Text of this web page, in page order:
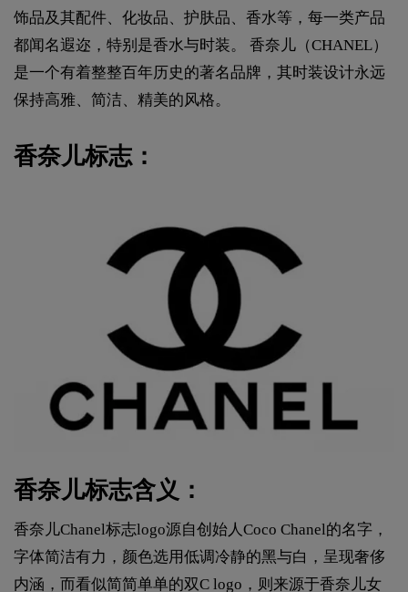
饰品及其配件、化妆品、护肤品、香水等，每一类产品
都闻名遐迩，特别是香水与时装。 香奈儿（CHANEL）
是一个有着整整百年历史的著名品牌，其时装设计永远
保持高雅、简洁、精美的风格。
香奈儿标志：
香奈儿标志含义：
香奈儿Chanel标志logo源自创始人Coco Chanel的名字，
字体简洁有力，颜色选用低调冷静的黑与白，呈现奢侈
内涵，而看似简简单单的双C logo，则来源于香奈儿女